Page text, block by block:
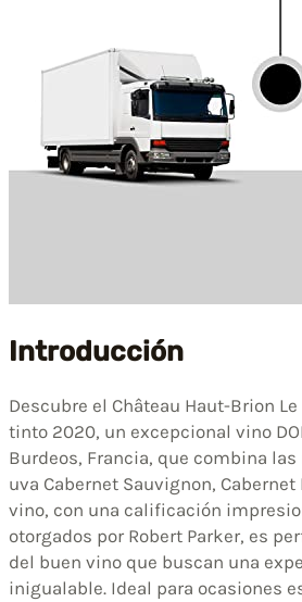
Introducción
Descubre el Château Haut-Brion
tinto 2020, un excepcional vino
Burdeos, Francia, que combina
uva Cabernet Sauvignon, Cabernet
vino, con una calificación
otorgados por Robert Parker, es
del buen vino que buscan una
inigualable. Ideal para ocasiones